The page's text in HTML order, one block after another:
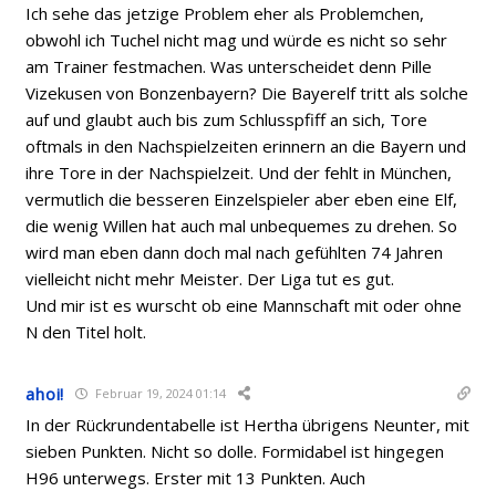
Ich sehe das jetzige Problem eher als Problemchen,
obwohl ich Tuchel nicht mag und würde es nicht so sehr
am Trainer festmachen. Was unterscheidet denn Pille
Vizekusen von Bonzenbayern? Die Bayerelf tritt als solche
auf und glaubt auch bis zum Schlusspfiff an sich, Tore
oftmals in den Nachspielzeiten erinnern an die Bayern und
ihre Tore in der Nachspielzeit. Und der fehlt in München,
vermutlich die besseren Einzelspieler aber eben eine Elf,
die wenig Willen hat auch mal unbequemes zu drehen. So
wird man eben dann doch mal nach gefühlten 74 Jahren
vielleicht nicht mehr Meister. Der Liga tut es gut.
Und mir ist es wurscht ob eine Mannschaft mit oder ohne
N den Titel holt.
ahoi! Februar 19, 2024 01:14
In der Rückrundentabelle ist Hertha übrigens Neunter, mit
sieben Punkten. Nicht so dolle. Formidabel ist hingegen
H96 unterwegs. Erster mit 13 Punkten. Auch